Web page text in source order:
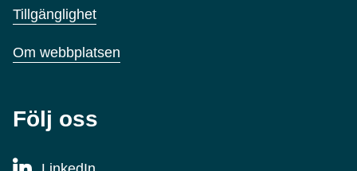
Tillgänglighet
Om webbplatsen
Följ oss